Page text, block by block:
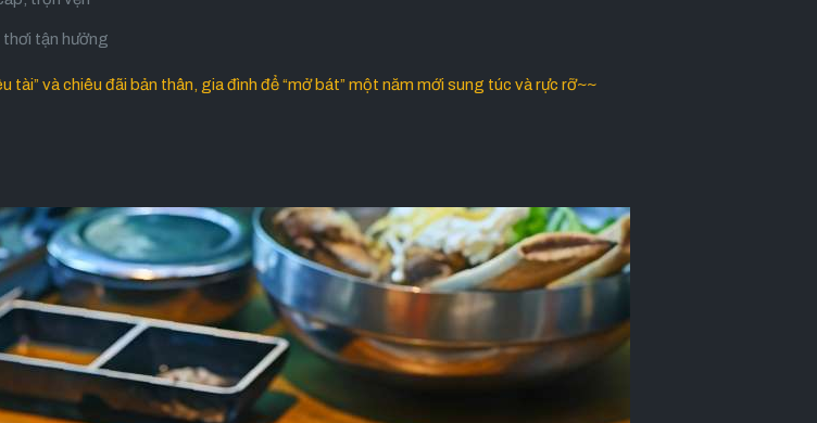
thơi tận hưởng
tài” và chiêu đãi bản thân, gia đình để “mở bát” một năm mới sung túc và rực rỡ~~